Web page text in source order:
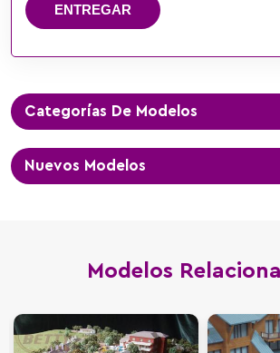
ENTREGAR
Categorías De Modelos
Nuevos Modelos
Modelos